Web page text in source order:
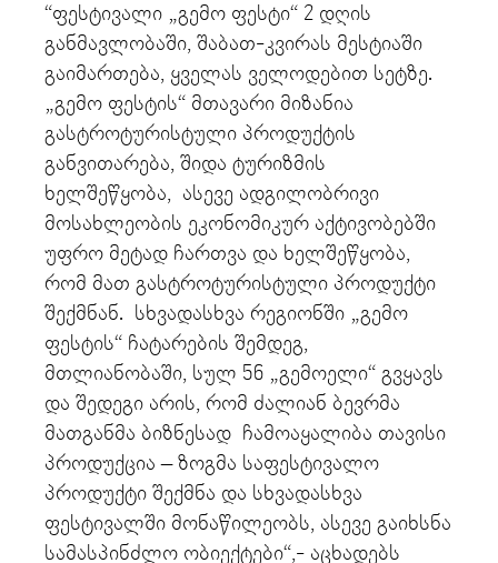
“ფესტივალი „გემო ფესტი“ 2 დღის
განმავლობაში, შაბათ-კვირას მესტიაში
გაიმართება, ყველას ველოდებით სეტზე.
„გემო ფესტის“ მთავარი მიზანია
გასტროტურისტული პროდუქტის
განვითარება, შიდა ტურიზმის
ხელშეწყობა, ასევე ადგილობრივი
მოსახლეობის ეკონომიკურ აქტივობებში
უფრო მეტად ჩართვა და ხელშეწყობა,
რომ მათ გასტროტურისტული პროდუქტი
შექმნან. სხვადასხვა რეგიონში „გემო
ფესტის“ ჩატარების შემდეგ,
მთლიანობაში, სულ 56 „გემოელი“ გვყავს
და შედეგი არის, რომ ძალიან ბევრმა
მათგანმა ბიზნესად ჩამოაყალიბა თავისი
პროდუქცია – ზოგმა საფესტივალო
პროდუქტი შექმნა და სხვადასხვა
ფესტივალში მონაწილეობს, ასევე გაიხსნა
სამასპინძლო ობიექტები“,- აცხადებს